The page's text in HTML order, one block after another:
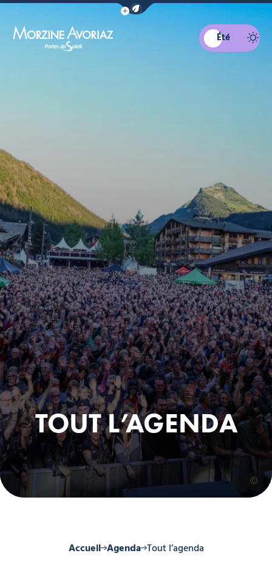
Afficher la barre de navigation du
Été
TOUT L’AGENDA
Accueil Agenda Tout l’agenda